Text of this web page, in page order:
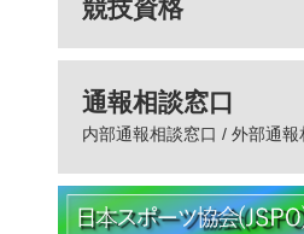
競技資格
通報相談窓口
内部通報相談窓口 / 外部通報